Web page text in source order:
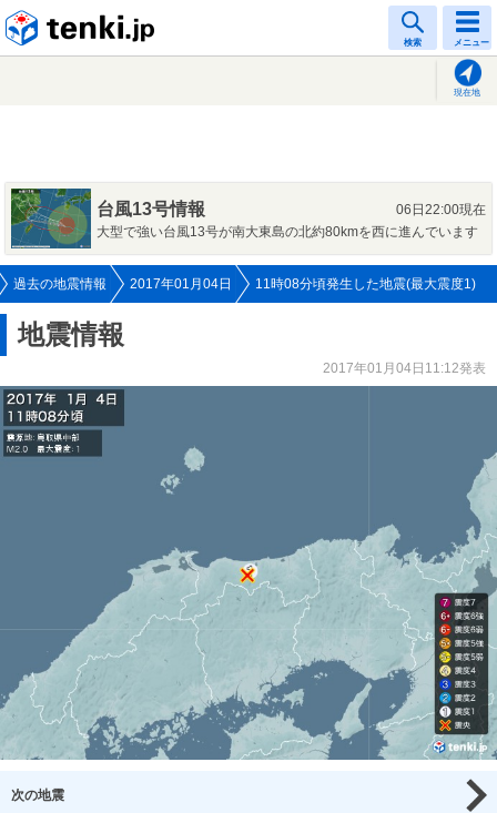
検索 メニュー
現在地
台風13号情報
06日22:00現在
大型で強い台風13号が南大東島の北約80kmを西に進んでいます
過去の地震情報 2017年01月04日 11時08分頃発生した地震(最大震度1)
地震情報
2017年01月04日11:12発表
次の地震